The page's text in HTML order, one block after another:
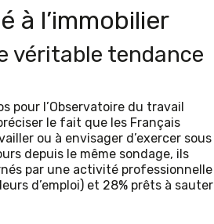
à l’immobilier
véritable tendance
pour l’Observatoire du travail
le fait que les Français
ou à envisager d’exercer sous
depuis le même sondage, ils
par une activité professionnelle
d’emploi) et 28% prêts à sauter